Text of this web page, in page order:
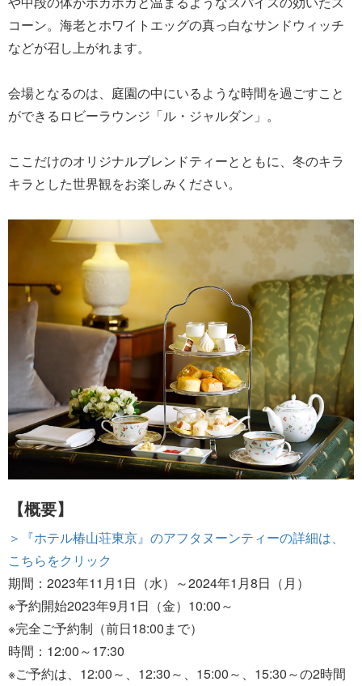
コーン。海老とホワイトエッグの真っ白なサンドウィッチ
などが召し上がれます。
会場となるのは、庭園の中にいるような時間を過ごすこと
ができるロビーラウンジ「ル・ジャルダン」。
ここだけのオリジナルブレンドティーとともに、冬のキラ
キラとした世界観をお楽しみください。
【概要】
＞『ホテル椿山荘東京』のアフタヌーンティーの詳細は、
こちらをクリック
期間：2023年11月1日（水）～2024年1月8日（月）
※予約開始2023年9月1日（金）10:00～
※完全ご予約制（前日18:00まで）
時間：12:00～17:30
※ご予約は、12:00～、12:30～、15:00～、15:30～の2時間